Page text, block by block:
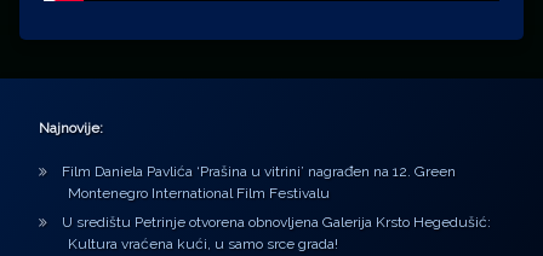
Najnovije:
Film Daniela Pavlića ‘Prašina u vitrini’ nagrađen na 12. Green
Montenegro International Film Festivalu
U središtu Petrinje otvorena obnovljena Galerija Krsto Hegedušić:
Kultura vraćena kući, u samo srce grada!